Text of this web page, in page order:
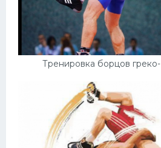
Тренировка борцов